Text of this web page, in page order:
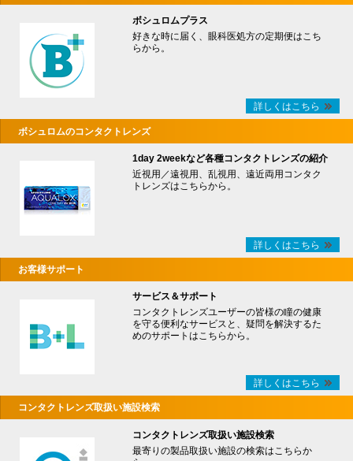
ボシュロムプラス
好きな時に届く、眼科医処方の定期便はこち
らから。
詳しくはこちら
ボシュロムのコンタクトレンズ
1day 2weekなど各種コンタクトレンズの紹介
近視用／遠視用、乱視用、遠近両用コンタク
トレンズはこちらから。
詳しくはこちら
お客様サポート
サービス＆サポート
コンタクトレンズユーザーの皆様の瞳の健康
を守る便利なサービスと、疑問を解決するた
めのサポートはこちらから。
詳しくはこちら
コンタクトレンズ取扱い施設検索
コンタクトレンズ取扱い施設検索
最寄りの製品取扱い施設の検索はこちらか